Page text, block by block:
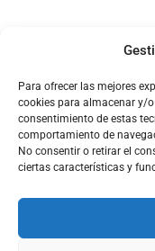
Para ofrecer las mejores
cookies para almacenar y/
consentimiento de estas
comportamiento de
No consentir o retirar el
ciertas características y